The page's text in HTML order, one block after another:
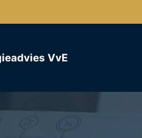
VvE